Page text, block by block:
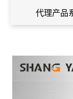
代理产品